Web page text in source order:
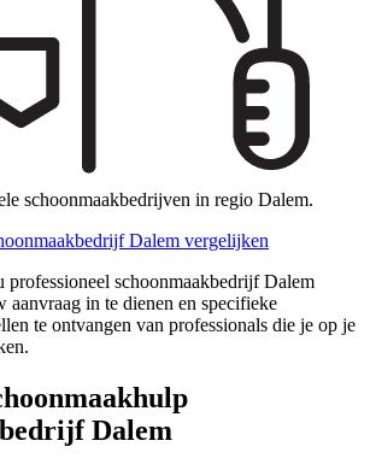
schoonmaakbedrijven in regio Dalem.
Dalem vergelijken
schoonmaakbedrijf Dalem
aanvraag in te dienen en specifieke
te ontvangen van professionals die je op je
Dalem